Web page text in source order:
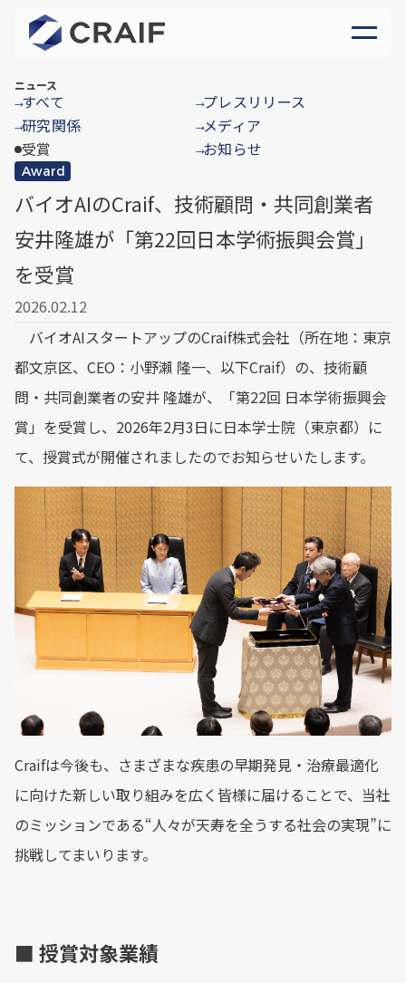
ニュース
→すべて →プレスリリース
→研究関係 →メディア
受賞
→お知らせ
Award
バイオAIのCraif、技術顧問・共同創業者
安井隆雄が「第22回日本学術振興会賞」
を受賞
2026.02.12
バイオAIスタートアップのCraif株式会社（所在地：東京
都文京区、CEO：小野瀨 隆一、以下Craif）の、技術顧
問・共同創業者の安井 隆雄が、「第22回 日本学術振興会
賞」を受賞し、2026年2月3日に日本学士院（東京都）に
て、授賞式が開催されましたのでお知らせいたします。
Craifは今後も、さまざまな疾患の早期発見・治療最適化
に向けた新しい取り組みを広く皆様に届けることで、当社
のミッションである“人々が天寿を全うする社会の実現”に
挑戦してまいります。
■ 授賞対象業績